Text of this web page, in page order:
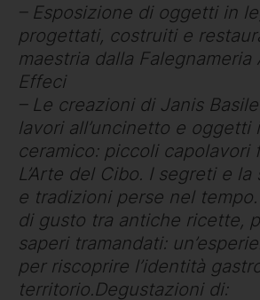
– Esposizione di oggetti in
progettati, costruiti e
maestria dalla Falegnameria
Effeci
– Le creazioni di Janis
lavori all’uncinetto e oggetti
ceramico: piccoli capolavori
L’Arte del Cibo. I segreti e
e tradizioni perse nel
di gusto tra antiche ricette,
saperi tramandati:
per riscoprire l’identità
territorio.Degustazioni di: